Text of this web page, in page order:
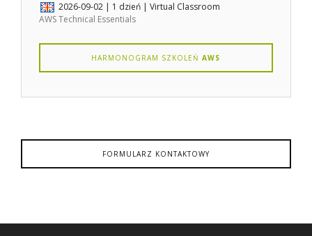
2026-09-02 | 1 dzień | Virtual Classroom
AWS Technical Essentials
HARMONOGRAM SZKOLEŃAWS
FORMULARZ KONTAKTOWY